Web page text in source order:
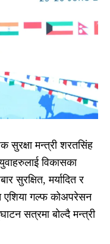
सुरक्षा मन्त्री शरतसिंह
विकासका
सुरक्षित, मर्यादित र
एशिया गल्फ कोअपरेसन
सत्रमा बोल्दै मन्त्री